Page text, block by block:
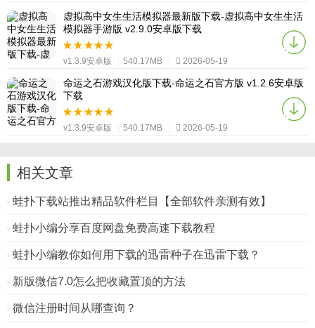
虚拟高中女生生活模拟器最新版下载-虚拟高中女生生活
模拟器手游版 v2.9.0安卓版下载
v1.3.9安卓版 540.17MB 2026-05-19
命运之石游戏汉化版下载-命运之石官方版 v1.2.6安卓版
下载
v1.3.9安卓版 540.17MB 2026-05-19
相关文章
蛙扑下载站推出精品软件栏目【全部软件亲测有效】
蛙扑小编分享百度网盘免费高速下载教程
蛙扑小编教你如何用下载的迅雷种子在迅雷下载？
新版微信7.0怎么把收藏置顶的方法
微信注册时间从哪查询？